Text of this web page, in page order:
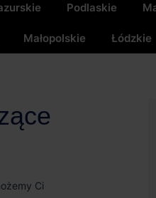
Podlaskie
Małopolskie Łódzkie
Ci